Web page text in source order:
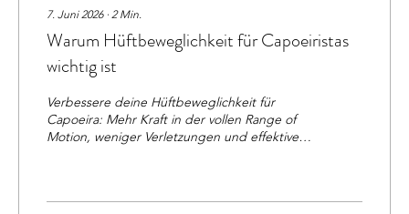
7. Juni 2026∙ 2 Min.
Warum Hüftbeweglichkeit für Capoeiristas
wichtig ist
Verbessere deine Hüftbeweglichkeit für
Capoeira: Mehr Kraft in der vollen Range of
Motion, weniger Verletzungen und effektivere